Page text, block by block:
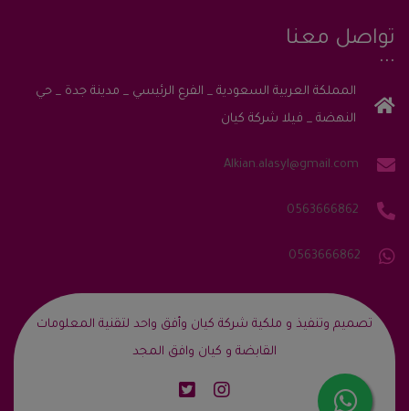
تواصل معنا
المملكة العربية السعودية _ الفرع الرئيسي _ مدينة جدة _ حي
النهضة _ فيلا شركة كيان
Alkian.alasyl@gmail.com
0563666862
0563666862
‎تصميم وتنفيذ و ملكية شركة كيان وأفق واحد لتقنية المعلومات
القابضة و كيان وافق المجد